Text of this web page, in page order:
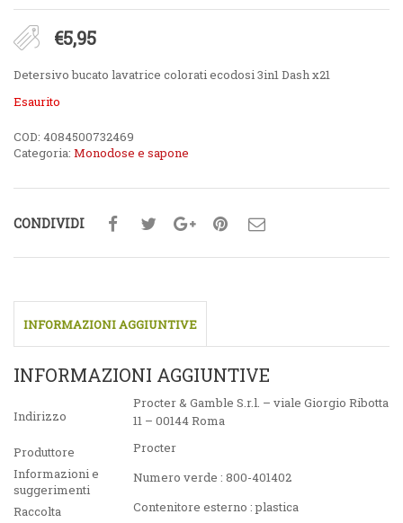
€5,95
Detersivo bucato lavatrice colorati ecodosi 3in1 Dash x21
Esaurito
COD: 4084500732469
Categoria: Monodose e sapone
CONDIVIDI
INFORMAZIONI AGGIUNTIVE
INFORMAZIONI AGGIUNTIVE
Indirizzo
Procter & Gamble S.r.l. – viale Giorgio Ribotta
11 – 00144 Roma
Produttore
Procter
Informazioni e
suggerimenti
Numero verde : 800-401402
Raccolta Contenitore esterno : plastica